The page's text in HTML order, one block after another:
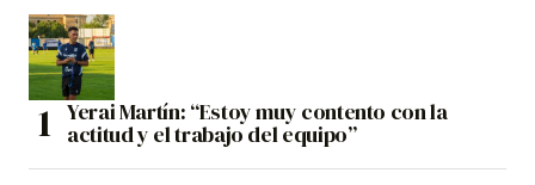
Yerai Martín: “Estoy muy contento con la
actitud y el trabajo del equipo”